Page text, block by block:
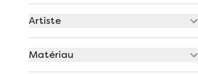
Artiste
Matériau